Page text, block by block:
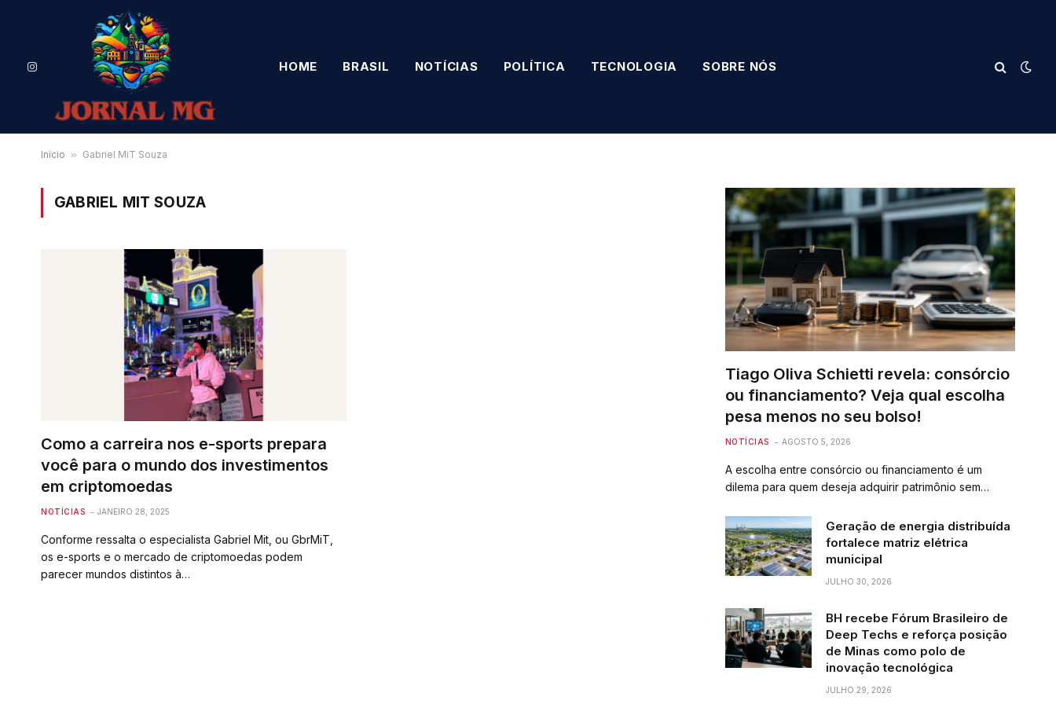
Instagram HOME BRASIL NOTÍCIAS POLÍTICA TECNOLOGIA SOBRE NÓS
Início » Gabriel MiT Souza
GABRIEL MIT SOUZA
Como a carreira nos e-sports prepara
você para o mundo dos investimentos
em criptomoedas
NOTÍCIAS JANEIRO 28, 2025
Conforme ressalta o especialista Gabriel Mit, ou GbrMiT,
os e-sports e o mercado de criptomoedas podem
parecer mundos distintos à…
Tiago Oliva Schietti revela: consórcio
ou financiamento? Veja qual escolha
pesa menos no seu bolso!
NOTÍCIAS AGOSTO 5, 2026
A escolha entre consórcio ou financiamento é um
dilema para quem deseja adquirir patrimônio sem…
Geração de energia distribuída
fortalece matriz elétrica
municipal
JULHO 30, 2026
BH recebe Fórum Brasileiro de
Deep Techs e reforça posição
de Minas como polo de
inovação tecnológica
JULHO 29, 2026